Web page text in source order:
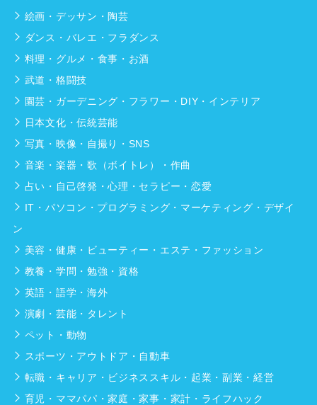
絵画・デッサン・陶芸
ダンス・バレエ・フラダンス
料理・グルメ・食事・お酒
武道・格闘技
園芸・ガーデニング・フラワー・DIY・インテリア
日本文化・伝統芸能
写真・映像・自撮り・SNS
音楽・楽器・歌（ボイトレ）・作曲
占い・自己啓発・心理・セラピー・恋愛
IT・パソコン・プログラミング・マーケティング・デザイ
ン
美容・健康・ビューティー・エステ・ファッション
教養・学問・勉強・資格
英語・語学・海外
演劇・芸能・タレント
ペット・動物
スポーツ・アウトドア・自動車
転職・キャリア・ビジネススキル・起業・副業・経営
育児・ママパパ・家庭・家事・家計・ライフハック